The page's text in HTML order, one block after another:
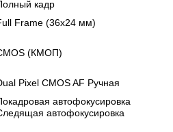
кадр
Frame (36х24 мм)
(КМОП)
Pixel CMOS AF Ручная
автофокусировка
автофокусировка